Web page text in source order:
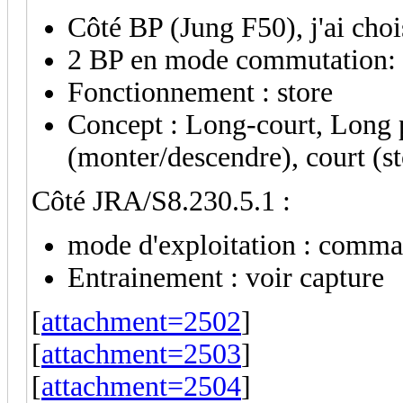
Côté BP (Jung F50), j'ai
2 BP en mode
Fonctionnement : store
Concept : Long-court, Long
(monter/descendre), court
Côté JRA/S8.230.5.1 :
mode d'exploitation :
Entrainement : voir capture
[attachment=2502]
[attachment=2503]
[attachment=2504]